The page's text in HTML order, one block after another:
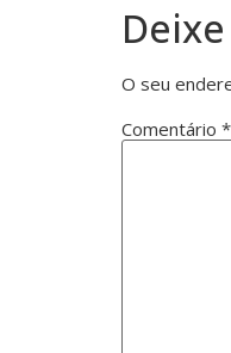
O seu
Comentário *